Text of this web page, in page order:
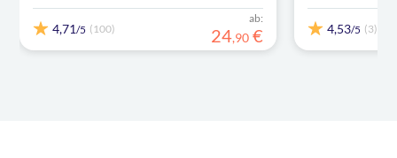
4,71/5 (100)
ab:
24,90 € 4,53/5 (3)